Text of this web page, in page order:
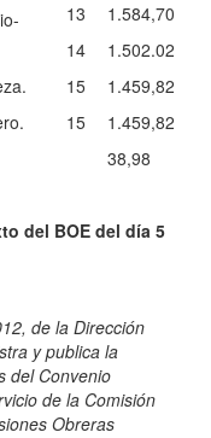
13
1.584,70
14
1.502.02
15
1.459,82
15
1.459,82
38,98
del BOE del día 5
de la Dirección
y publica la
del Convenio
de la Comisión
Obreras